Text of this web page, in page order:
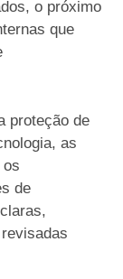
o próximo
que
proteção de
as
os
de